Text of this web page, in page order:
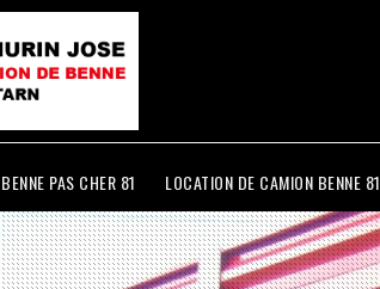
PAS CHER 81 LOCATION DE CAMION BENNE 81